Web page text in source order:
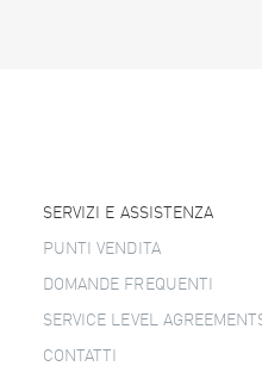
SERVIZI E ASSISTENZA
PUNTI VENDITA
DOMANDE FREQUENTI
SERVICE LEVEL
CONTATTI